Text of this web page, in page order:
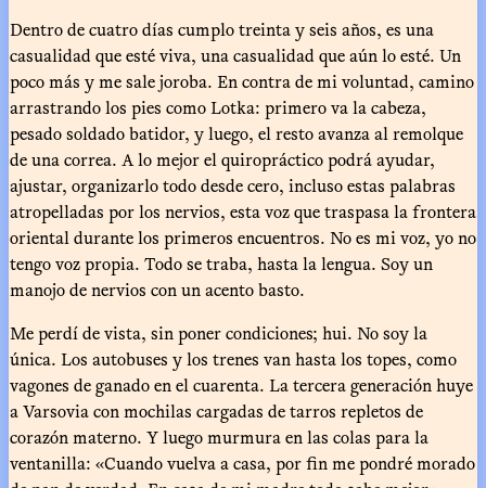
Dentro de cuatro días cumplo treinta y seis años, es una
casualidad que esté viva, una casualidad que aún lo esté. Un
poco más y me sale joroba. En contra de mi voluntad, camino
arrastrando los pies como Lotka: primero va la cabeza,
pesado soldado batidor, y luego, el resto avanza al remolque
de una correa. A lo mejor el quiropráctico podrá ayudar,
ajustar, organizarlo todo desde cero, incluso estas palabras
atropelladas por los nervios, esta voz que traspasa la frontera
oriental durante los primeros encuentros. No es mi voz, yo no
tengo voz propia. Todo se traba, hasta la lengua. Soy un
manojo de nervios con un acento basto.
Me perdí de vista, sin poner condiciones; hui. No soy la
única. Los autobuses y los trenes van hasta los topes, como
vagones de ganado en el cuarenta. La tercera generación huye
a Varsovia con mochilas cargadas de tarros repletos de
corazón materno. Y luego murmura en las colas para la
ventanilla: «Cuando vuelva a casa, por fin me pondré morado